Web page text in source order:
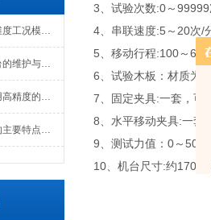
电容器耐久性试验装置多维度工况模拟子系统分享
继电器电气机械寿命试验台的维护与校准方式
电容器耐久性试验装置采用高精度的温度控制系统
智能型不溶性微粒检测仪的主要特点及基本工作流程介绍
3、试验次数:0～99999
4、串联速度:5～20次/
5、移动行程:100～
6、试验木板：材质为
7、固定夹具:一套，可
8、水平移动夹具:一套
9、测试力值：0～500N
10、机台尺寸:约